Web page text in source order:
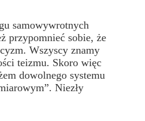
samowywrotnych
przypomnieć sobie, że
Wszyscy znamy
teizmu. Skoro więc
dowolnego systemu
Niezły